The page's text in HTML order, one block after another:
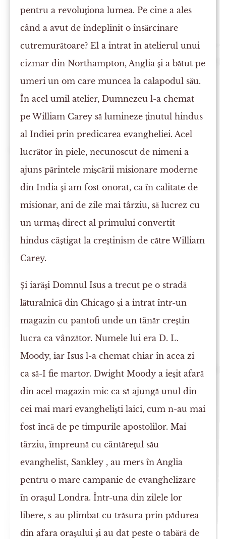
pentru a revoluţiona lumea. Pe cine a ales
când a avut de îndeplinit o însărcinare
cutremurătoare? El a intrat în atelierul unui
cizmar din Northampton, Anglia şi a bătut pe
umeri un om care muncea la calapodul său.
În acel umil atelier, Dumnezeu l-a chemat
pe William Carey să lumineze ţinutul hindus
al Indiei prin predicarea evangheliei. Acel
lucrător în piele, necunoscut de nimeni a
ajuns părintele mişcării misionare moderne
din India şi am fost onorat, ca în calitate de
misionar, ani de zile mai târziu, să lucrez cu
un urmaş direct al primului convertit
hindus câştigat la creştinism de către William
Carey.
Şi iarăşi Domnul Isus a trecut pe o stradă
lăturalnică din Chicago şi a intrat într-un
magazin cu pantofi unde un tânăr creştin
lucra ca vânzător. Numele lui era D. L.
Moody, iar Isus l-a chemat chiar în acea zi
ca să-I fie martor. Dwight Moody a ieşit afară
din acel magazin mic ca să ajungă unul din
cei mai mari evanghelişti laici, cum n-au mai
fost încă de pe timpurile apostolilor. Mai
târziu, împreună cu cântăreţul său
evanghelist, Sankley , au mers în Anglia
pentru o mare campanie de evanghelizare
în oraşul Londra. Într-una din zilele lor
libere, s-au plimbat cu trăsura prin pădurea
din afara oraşului şi au dat peste o tabără de